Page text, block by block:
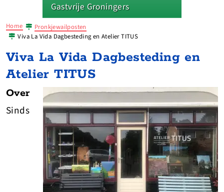
Gastvrije Groningers
Home
Pronkjewailposten
Viva La Vida Dagbesteding en Atelier TITUS
Viva La Vida Dagbesteding en
Atelier TITUS
Over
Sinds